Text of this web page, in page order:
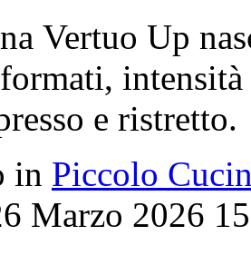
Vertuo Up
e ristretto.
in Piccolo
Marzo 2026